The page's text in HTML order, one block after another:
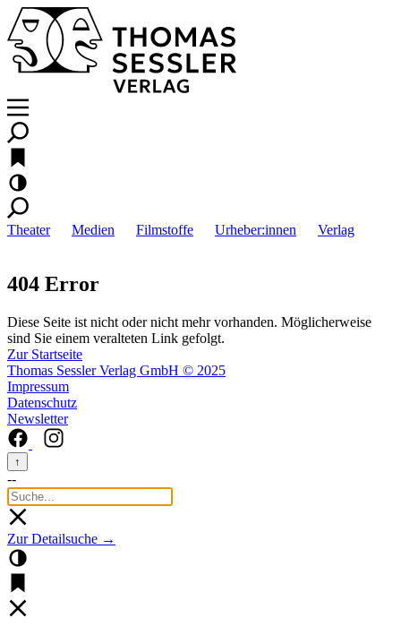
Theater Medien Filmstoffe Urheber:innen Verlag
404 Error
Diese Seite ist nicht oder nicht mehr vorhanden. Möglicherweise
sind Sie einem veralteten Link gefolgt.
Zur Startseite
Thomas Sessler Verlag GmbH © 2025
Impressum
Datenschutz
Newsletter
↑
--
Zur Detailsuche →